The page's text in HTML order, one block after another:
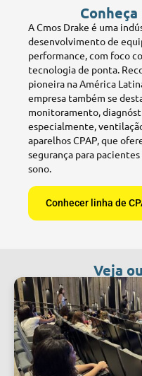
Conheça
A Cmos Drake é uma
desenvolvimento de
performance, com foco
tecnologia de ponta.
pioneira na América
empresa também se
monitoramento,
especialmente,
aparelhos CPAP, que
segurança para
sono.
Conhecer linha de
Veja